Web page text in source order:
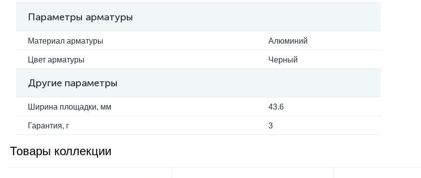
Параметры арматуры
Материал арматуры Алюминий
Цвет арматуры Черный
Другие параметры
Ширина площадки, мм 43.6
Гарантия, г 3
Товары коллекции